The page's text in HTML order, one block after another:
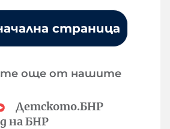
страница
още от нашите
Детското.БНР
на БНР